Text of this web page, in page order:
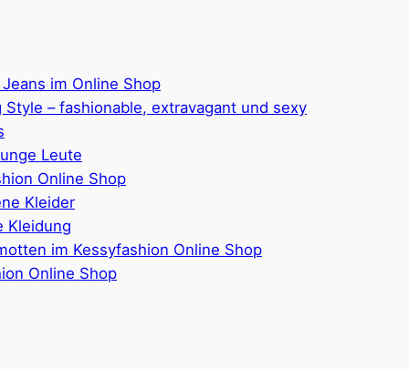
im Online Shop
Style – fashionable, extravagant und sexy
Leute
Online Shop
Kleider
Kleidung
im Kessyfashion Online Shop
Online Shop